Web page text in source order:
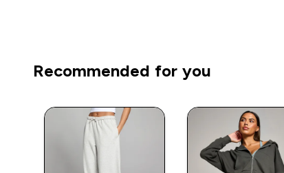
Recommended for you